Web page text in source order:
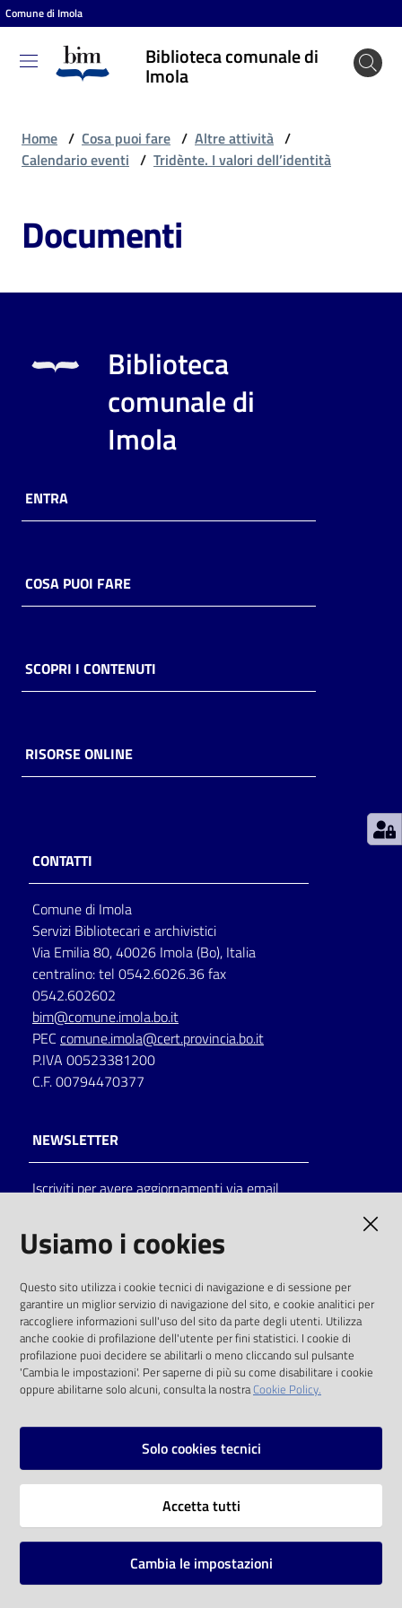
Vai al contenuto
Vai alla navigazione
Vai al footer
Comune di Imola
Biblioteca comunale di
Imola
Biblioteca
comunale
puoi
Risorse
online
Casa
Piani
storico
per
lettura
Seguici
su
Catalogo
on line
Eventi
Chiedi al
bibliotecario
Home / Cosa puoi fare / Altre attività /
Calendario eventi / Tridènte. I valori dell’identità
Documenti
Biblioteca
comunale di
Imola
ENTRA
COSA PUOI FARE
SCOPRI I CONTENUTI
RISORSE ONLINE
CONTATTI
Comune di Imola
Servizi Bibliotecari e archivistici
Via Emilia 80, 40026 Imola (Bo), Italia
centralino: tel 0542.6026.36 fax
0542.602602
bim@comune.imola.bo.it
PEC comune.imola@cert.provincia.bo.it
P.IVA 00523381200
C.F. 00794470377
NEWSLETTER
Iscriviti per avere aggiornamenti via email
solo alle condizioni previste dalla direttiva
comunitaria 2003/98/CE e dal d.lgs. 36/2006
SOCIAL
Instagram
Vai alla pagina
Mappa del sito
Usiamo i cookies
Questo sito utilizza i cookie tecnici di navigazione e di sessione per
garantire un miglior servizio di navigazione del sito, e cookie analitici per
raccogliere informazioni sull'uso del sito da parte degli utenti. Utilizza
anche cookie di profilazione dell'utente per fini statistici. I cookie di
profilazione puoi decidere se abilitarli o meno cliccando sul pulsante
'Cambia le impostazioni'. Per saperne di più su come disabilitare i cookie
oppure abilitarne solo alcuni, consulta la nostraCookie Policy.
Solo cookies tecnici
Accetta tutti
Cambia le impostazioni